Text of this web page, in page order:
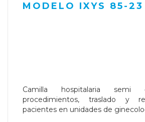
MODELO IXYS 85-23
Camilla hospitalaria semi
procedimientos, traslado y
pacientes en unidades de